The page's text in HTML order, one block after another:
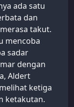
ada satu
dan
takut.
mencoba
sadar
dengan
Aldert
ketiga
ketakutan.